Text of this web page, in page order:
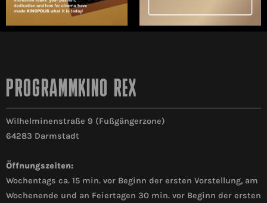
PROGRAMMKINO REX
Wilhelminenstraße 9 (Fußgängerzone)
64283 Darmstadt
Öffnungszeiten:
Wochentags ca. 15 min. vor Beginn der ersten Vorstellung, am
Wochenende und an Feiertagen 30 min. vor Beginn der ersten